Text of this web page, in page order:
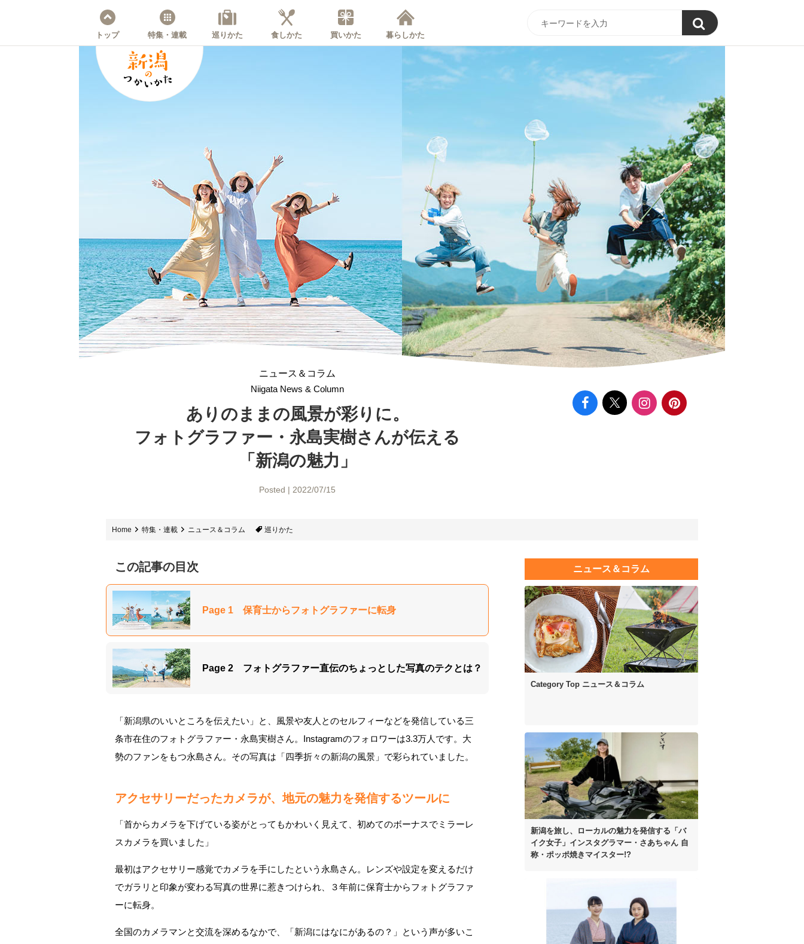
トップ 特集・連載 巡りかた 食しかた 買いかた 暮らしかた
ニュース＆コラム
Niigata News & Column
ありのままの風景が彩りに。
フォトグラファー・永島実樹さんが伝える
「新潟の魅力」
Posted | 2022/07/15
Home 特集・連載 ニュース＆コラム 巡りかた
この記事の目次
Page 1 保育士からフォトグラファーに転身
Page 2 フォトグラファー直伝のちょっとした写真のテクとは？
「新潟県のいいところを伝えたい」と、風景や友人とのセルフィーなどを発信している三
条市在住のフォトグラファー・永島実樹さん。Instagramのフォロワーは3.3万人です。大
勢のファンをもつ永島さん。その写真は「四季折々の新潟の風景」で彩られていました。
アクセサリーだったカメラが、地元の魅力を発信するツールに
「首からカメラを下げている姿がとってもかわいく見えて、初めてのボーナスでミラーレ
スカメラを買いました」
最初はアクセサリー感覚でカメラを手にしたという永島さん。レンズや設定を変えるだけ
でガラリと印象が変わる写真の世界に惹きつけられ、３年前に保育士からフォトグラファ
ーに転身。
全国のカメラマンと交流を深めるなかで、「新潟にはなにがあるの？」という声が多いこ
ニュース＆コラム
Category Top ニュース＆コラム
新潟を旅し、 ローカルの魅力を発信する 「バ
イク女子」インスタグラマー ・さあちゃん 自
称・ポッポ焼きマイスター!?